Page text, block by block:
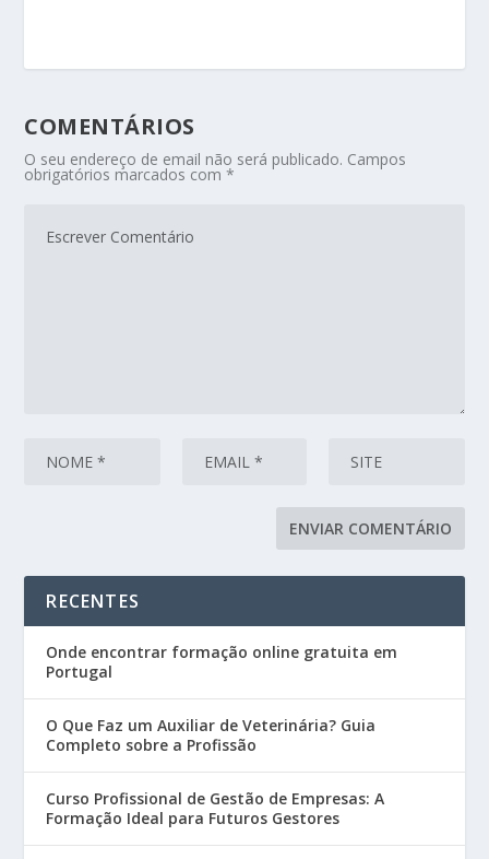
COMENTÁRIOS
O seu endereço de email não será publicado. Campos
obrigatórios marcados com*
RECENTES
Onde encontrar formação online gratuita em
Portugal
O Que Faz um Auxiliar de Veterinária? Guia
Completo sobre a Profissão
Curso Profissional de Gestão de Empresas: A
Formação Ideal para Futuros Gestores